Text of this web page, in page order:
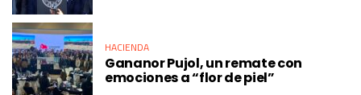
HACIENDA
Gananor Pujol, un remate con
emociones a “flor de piel”